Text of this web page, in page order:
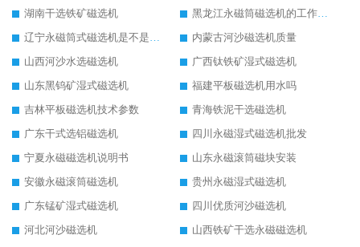
湖南干选铁矿磁选机
黑龙江永磁筒磁选机的工作原理
辽宁永磁筒式磁选机是不是强磁
内蒙古河沙磁选机质量
山西河沙水选磁选机
广西钛铁矿湿式磁选机
山东黑钨矿湿式磁选机
福建平板磁选机用水吗
吉林平板磁选机技术参数
青海铁泥干选磁选机
广东干式选铝磁选机
四川永磁湿式磁选机批发
宁夏永磁磁选机说明书
山东永磁滚筒磁块安装
安徽永磁滚筒磁选机
贵州永磁湿式磁选机
广东锰矿湿式磁选机
四川优质河沙磁选机
河北河沙磁选机
山西铁矿干选永磁磁选机